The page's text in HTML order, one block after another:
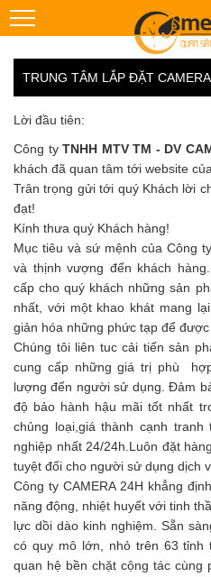
TRUNG TÂM LẮP ĐẶT
Lời đầu tiên:
Công ty TNHH MTV TM - DV
khách đã quan tâm tới website
Trân trọng gửi tới quý Khách lời
đạt!
Kính thưa quý Khách hàng!
Mục tiêu và sứ mệnh của Công
và thịnh vượng đến khách
cấp cho quý khách những sản
nhất, với một khao khát mang
giản hóa những phức tạp để
Chúng tôi liên tuc cải tiến sản
cung cấp những giá trị phù
lượng đến người sử dụng. Đảm
độ bảo hành hậu mãi tốt nhất
chủng loại,giá thành cạnh
nghiệp nhất 24/24h.Luôn đặt
tuyệt đối cho người sử dụng dịch
Công ty CAMERA 24H khẳng
năng động, nhiệt huyết với tinh
lực dồi dào kinh nghiệm. Sẵn
có quy mô lớn, nhỏ trên 63 tỉnh
quan hệ bền chặt cộng tác cùng